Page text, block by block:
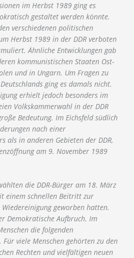
im Herbst 1989 ging es
gestaltet werden könnte.
verschiedenen politischen
Herbst 1989 in der DDR verboten
Ähnliche Entwicklungen gab
kommunistischen Staaten Ost-
und in Ungarn. Um Fragen zu
ging es damals nicht.
erhielt jedoch besonders im
Volkskammerwahl in der DDR
Bedeutung. Im Eichsfeld südlich
nach einer
als in anderen Gebieten der DDR,
am 9. November 1989
die DDR-Bürger am 18. März
einem schnellen Beitritt zur
geworben hatten.
Demokratische Aufbruch. Im
die folgenden
Für viele Menschen gehörten zu den
Rechten und vielfältigen neuen